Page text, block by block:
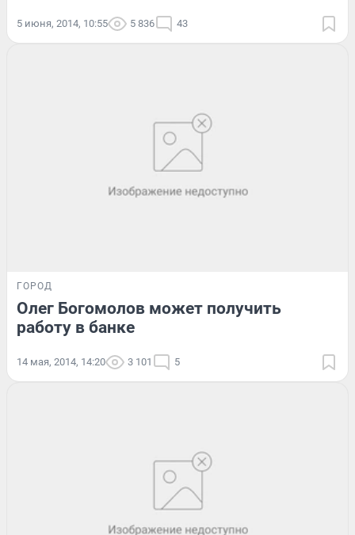
5 июня, 2014, 10:55 5 836 43
ГОРОД
Олег Богомолов может получить
работу в банке
14 мая, 2014, 14:20 3 101 5